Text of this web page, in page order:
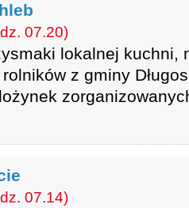
07.20)
lokalnej kuchni,
z gminy
07.14)